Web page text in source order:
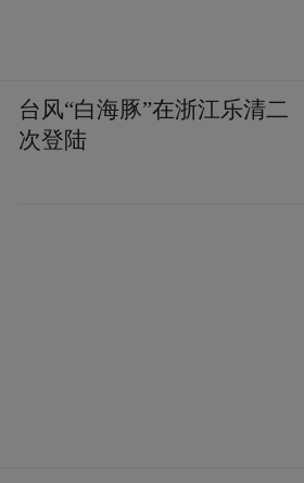
台风“白海豚”在浙江乐清二
次登陆